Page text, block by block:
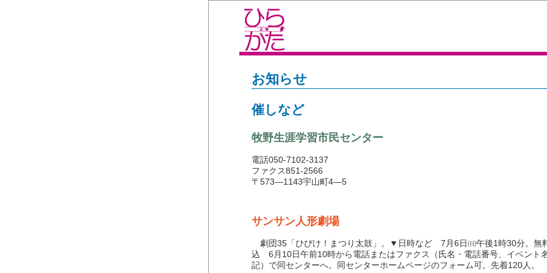
お知らせ
催しなど
牧野生涯学習市民センター
電話050-7102-3137
ファクス851-2566
〒573―1143宇山町4―5
サンサン人形劇場
劇団35「ひびけ！まつり太鼓」。▼日時など 7月6日㈰午後1時30分。無
込 6月10日午前10時から電話またはファクス（氏名・電話番号、イベント
記）で同センターへ。同センターホームページのフォーム可。先着120人。